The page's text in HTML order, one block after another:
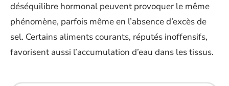
déséquilibre hormonal peuvent provoquer le même
phénomène, parfois même en l’absence d’excès de
sel. Certains aliments courants, réputés inoffensifs,
favorisent aussi l’accumulation d’eau dans les tissus.